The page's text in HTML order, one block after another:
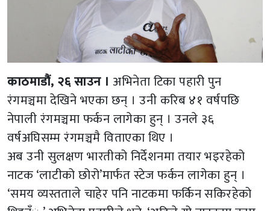
काठमाडौं, २६ साउन । अभिनेता टिका पहारी पुन
रंगमञ्चमा देखिने भएका छन् । उनी करिब ४१ वर्षपछि
नेपाली रंगमञ्चमा फर्कन लागेका हुन् । उनले ३६
वर्षअघिसम्म रंगमञ्चमै विताएका थिए ।
अब उनी सुलक्षण भारतीको निर्देशनमा तयार भइरहेको
नाटक ‘लाटीको छोरो’मार्फत स्टेज फर्कन लागेका हुन् ।
‘समय व्यस्तताले चाहेर पनि नाटकमा फर्किन सकिरहेको